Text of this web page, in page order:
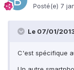
Posté(e) 7
Le 07/01/
C'est spécifique